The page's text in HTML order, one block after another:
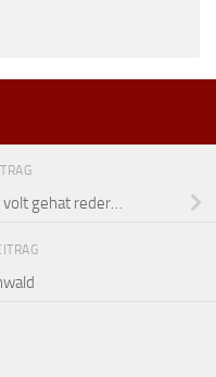
volt gehat reder…